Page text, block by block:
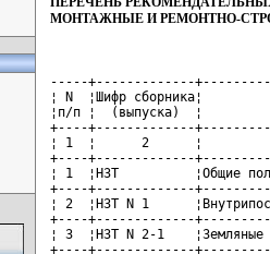
МОНТАЖНЫЕ И РЕМОНТНО-
-----+-------------
¦ N  ¦Шифр сборника¦
¦п/п ¦  (выпуска)  ¦
+----+-------------
¦ 1  ¦      2      ¦
+----+-------------
¦ 1  ¦НЗТ
+----+-------------
¦ 2  ¦НЗТ N 1
+----+-------------
¦ 3  ¦НЗТ N 2-1    ¦Земляные
+----+-------------